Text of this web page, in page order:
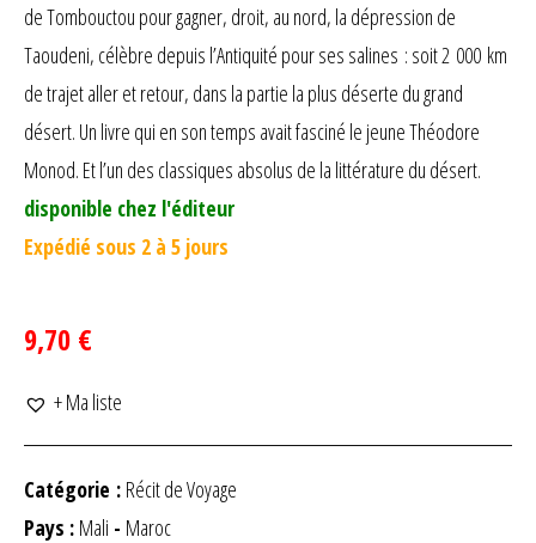
de Tombouctou pour gagner, droit, au nord, la dépression de
Taoudeni, célèbre depuis l’Antiquité pour ses salines : soit 2 000 km
de trajet aller et retour, dans la partie la plus déserte du grand
désert. Un livre qui en son temps avait fasciné le jeune Théodore
Monod. Et l’un des classiques absolus de la littérature du désert.
disponible chez l'éditeur
Expédié sous 2 à 5 jours
9,70 €
+ Ma liste
Catégorie : Récit de Voyage
Pays : Mali - Maroc